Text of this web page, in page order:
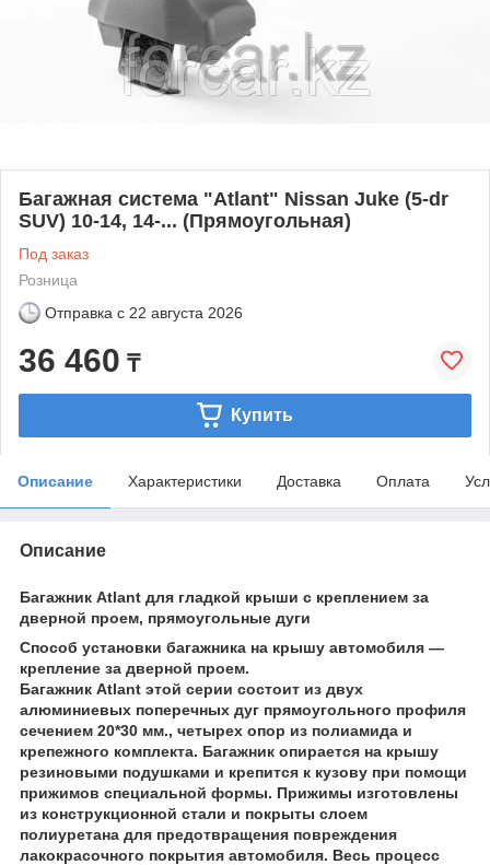
Багажная система "Atlant" Nissan Juke (5-dr
SUV) 10-14, 14-... (Прямоугольная)
Под заказ
Розница
Отправка с 22 августа 2026
36 460 ₸
Купить
Описание Характеристики Доставка Оплата
Описание
Багажник Atlant для гладкой крыши с креплением за
дверной проем, прямоугольные дуги
Способ установки багажника на крышу автомобиля —
крепление за дверной проем.
Багажник Atlant этой серии состоит из двух
алюминиевых поперечных дуг прямоугольного профиля
сечением 20*30 мм., четырех опор из полиамида и
крепежного комплекта. Багажник опирается на крышу
резиновыми подушками и крепится к кузову при помощи
прижимов специальной формы. Прижимы изготовлены
из конструкционной стали и покрыты слоем
полиуретана для предотвращения повреждения
лакокрасочного покрытия автомобиля. Весь процесс